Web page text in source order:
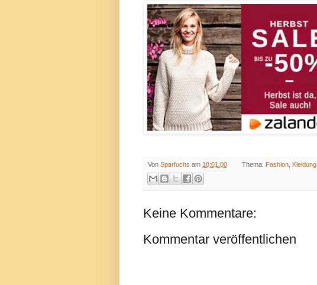
Von Sparfuchs am 18:01:00 Thema: Fashion, Kleidung,
Keine Kommentare:
Kommentar veröffentlichen